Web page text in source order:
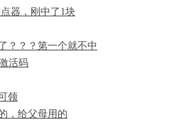
器，刚中了1块
？？？第一个就不中
活码
领
，给父母用的